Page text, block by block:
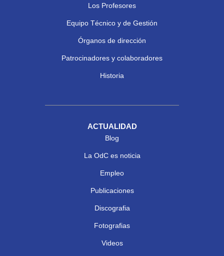
Los Profesores
Equipo Técnico y de Gestión
Órganos de dirección
Patrocinadores y colaboradores
Historia
ACTUALIDAD
Blog
La OdC es noticia
Empleo
Publicaciones
Discografia
Fotografias
Videos